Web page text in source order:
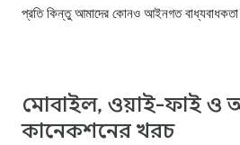
প্রতি কিন্তু আমাদের কোনও আইনগত বাধ্যবাধকতা
মোবাইল, ওয়াই-ফাই ও
কানেকশনের খরচ